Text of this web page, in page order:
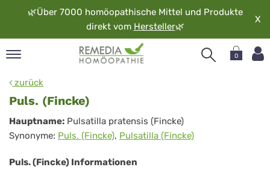
🌿Über 7000 homöopathische Mittel und Produkte
direkt vom Hersteller🌿
X
0
zurück
Puls. (Fincke)
Puls.
(Fincke)
Hauptname: Pulsatilla pratensis (Fincke)
Synonyme: Puls. (Fincke), Pulsatilla (Fincke)
Puls. (Fincke) Informationen